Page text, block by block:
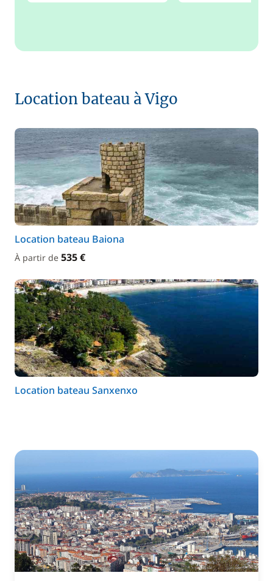
Location bateau à Vigo
Location bateau Baiona
À partir de 535 €
Location bateau Sanxenxo